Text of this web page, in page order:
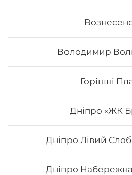
Володимир
Горішні
Дніпро «ЖК
Дніпро Лівий
Дніпро
Футомак асорті